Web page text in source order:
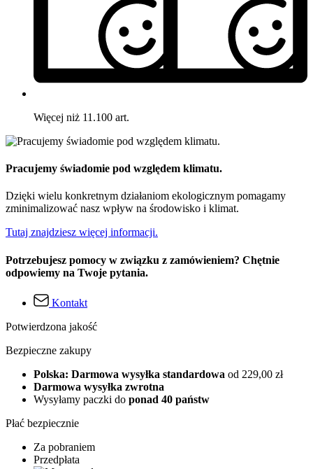
Więcej niż 11.100 art.
Pracujemy świadomie pod względem klimatu.
Dzięki wielu konkretnym działaniom ekologicznym pomagamy
zminimalizować nasz wpływ na środowisko i klimat.
Tutaj znajdziesz więcej informacji.
Potrzebujesz pomocy w związku z zamówieniem? Chętnie
odpowiemy na Twoje pytania.
Kontakt
Potwierdzona jakość
Bezpieczne zakupy
Polska: Darmowa wysyłka standardowa od 229,00 zł
Darmowa wysyłka zwrotna
Wysyłamy paczki do ponad 40 państw
Płać bezpiecznie
Za pobraniem
Przedpłata